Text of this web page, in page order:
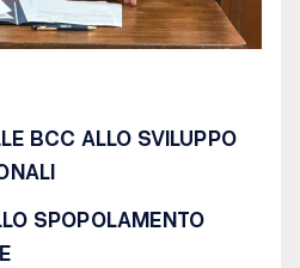
BCC ALLO SVILUPPO
SPOPOLAMENTO